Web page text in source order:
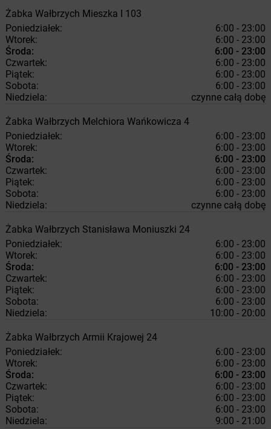
Żabka Wałbrzych Mieszka I 103
Poniedziałek:
6:00 - 23:00
Wtorek:
6:00 - 23:00
Środa:
6:00 - 23:00
Czwartek:
6:00 - 23:00
Piątek:
6:00 - 23:00
Sobota:
6:00 - 23:00
Niedziela:
czynne całą dobę
Żabka Wałbrzych Melchiora Wańkowicza 4
Poniedziałek:
6:00 - 23:00
Wtorek:
6:00 - 23:00
Środa:
6:00 - 23:00
Czwartek:
6:00 - 23:00
Piątek:
6:00 - 23:00
Sobota:
6:00 - 23:00
Niedziela:
czynne całą dobę
Żabka Wałbrzych Stanisława Moniuszki 24
Poniedziałek:
6:00 - 23:00
Wtorek:
6:00 - 23:00
Środa:
6:00 - 23:00
Czwartek:
6:00 - 23:00
Piątek:
6:00 - 23:00
Sobota:
6:00 - 23:00
Niedziela:
10:00 - 20:00
Żabka Wałbrzych Armii Krajowej 24
Poniedziałek:
6:00 - 23:00
Wtorek:
6:00 - 23:00
Środa:
6:00 - 23:00
Czwartek:
6:00 - 23:00
Piątek:
6:00 - 23:00
Sobota:
6:00 - 23:00
Niedziela:
9:00 - 21:00